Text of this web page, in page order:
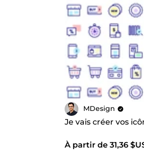
MDesign
Je vais créer vos
À partir de 31,36